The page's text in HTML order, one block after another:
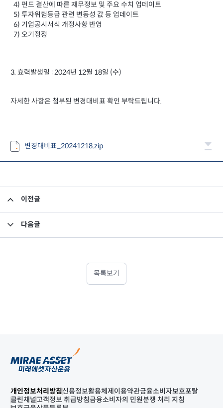
4) 펀드 결산에 따른 재무정보 및 주요 수치 업데이트
5) 투자위험등급 관련 변동성 값 등 업데이트
6) 기업공시서식 개정사항 반영
7) 오기정정
3. 효력발생일 : 2024년 12월 18일 (수)
자세한 사항은 첨부된 변경대비표 확인 부탁드립니다.
변경대비표_20241218.zip
이전글
다음글
목록보기
개인정보처리방침신용정보활용체제 이용약관금융소비자보호포탈
클린채널고객정보 취급방침금융소비자의 민원분쟁 처리 지침